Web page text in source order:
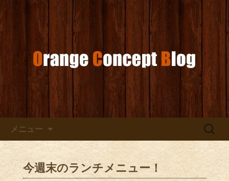
オレンジコンセプトブログ
お店からのお知らせ
メニュー
検
今週末のランチメニュー！